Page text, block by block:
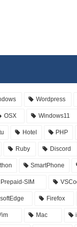
Wordpress
OSX Windows11
Hotel PHP
Ruby Discord
SmartPhone
Prepaid-SIM
Firefox
Mac